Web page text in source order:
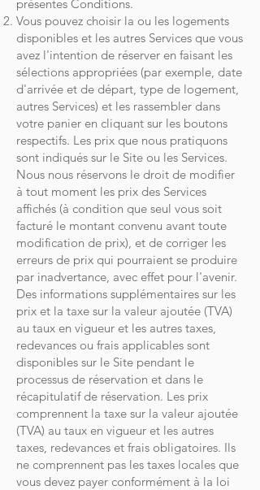
présentes Conditions.
Vous pouvez choisir la ou les logements
disponibles et les autres Services que vous
avez l'intention de réserver en faisant les
sélections appropriées (par exemple, date
d'arrivée et de départ, type de logement,
autres Services) et les rassembler dans
votre panier en cliquant sur les boutons
respectifs. Les prix que nous pratiquons
sont indiqués sur le Site ou les Services.
Nous nous réservons le droit de modifier
à tout moment les prix des Services
affichés (à condition que seul vous soit
facturé le montant convenu avant toute
modification de prix), et de corriger les
erreurs de prix qui pourraient se produire
par inadvertance, avec effet pour l'avenir.
Des informations supplémentaires sur les
prix et la taxe sur la valeur ajoutée (TVA)
au taux en vigueur et les autres taxes,
redevances ou frais applicables sont
disponibles sur le Site pendant le
processus de réservation et dans le
récapitulatif de réservation. Les prix
comprennent la taxe sur la valeur ajoutée
(TVA) au taux en vigueur et les autres
taxes, redevances et frais obligatoires. Ils
ne comprennent pas les taxes locales que
vous devez payer conformément à la loi